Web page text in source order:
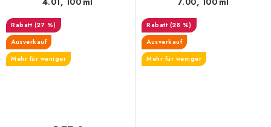
(27 %)
Ausverkauf
Mehr für weniger
(28 %)
Ausverkauf
Mehr für weniger